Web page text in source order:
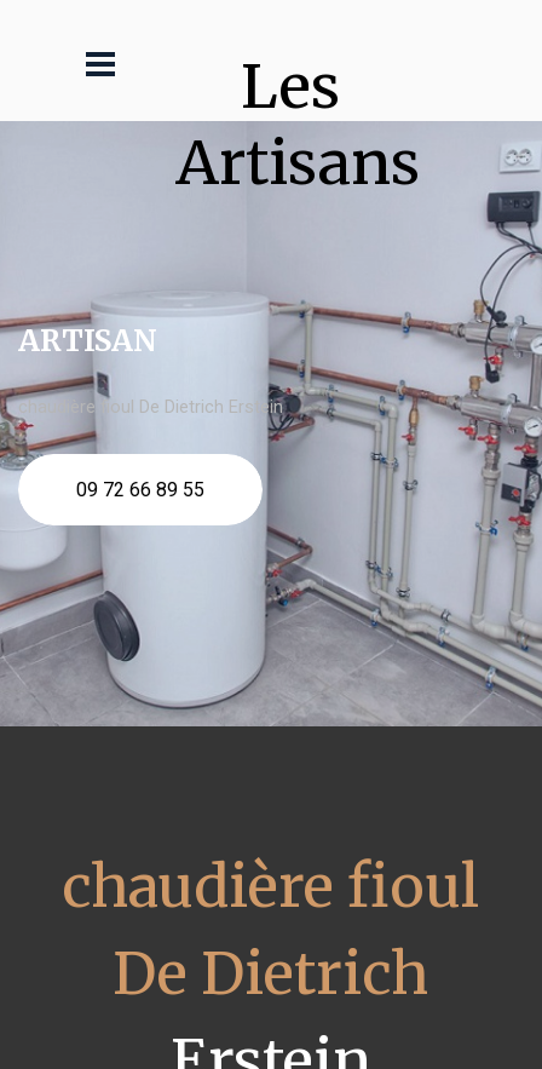
Les
Artisans
ARTISAN
chaudière fioul De Dietrich Erstein
09 72 66 89 55
chaudière fioul
De Dietrich